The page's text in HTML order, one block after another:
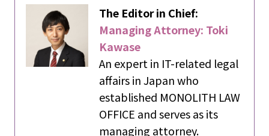
The Editor in Chief:
Managing Attorney: Toki
Kawase
An expert in IT-related legal
affairs in Japan who
established MONOLITH LAW
OFFICE and serves as its
managing attorney.